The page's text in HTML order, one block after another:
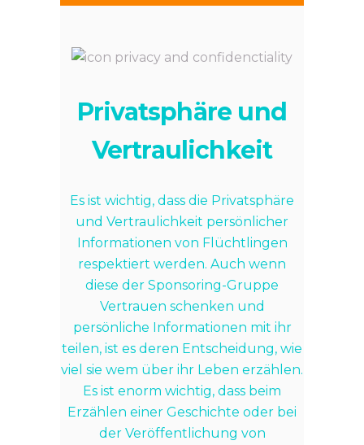
Privatsphäre und
Vertraulichkeit
Es ist wichtig, dass die Privatsphäre
und Vertraulichkeit persönlicher
Informationen von Flüchtlingen
respektiert werden. Auch wenn
diese der Sponsoring-Gruppe
Vertrauen schenken und
persönliche Informationen mit ihr
teilen, ist es deren Entscheidung, wie
viel sie wem über ihr Leben erzählen.
Es ist enorm wichtig, dass beim
Erzählen einer Geschichte oder bei
der Veröffentlichung von